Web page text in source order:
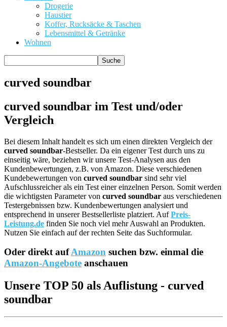
Drogerie
Haustier
Koffer, Rucksäcke & Taschen
Lebensmittel & Getränke
Wohnen
curved soundbar
curved soundbar im Test und/oder
Vergleich
Bei diesem Inhalt handelt es sich um einen direkten Vergleich der
curved soundbar-Bestseller. Da ein eigener Test durch uns zu
einseitig wäre, beziehen wir unsere Test-Analysen aus den
Kundenbewertungen, z.B. von Amazon. Diese verschiedenen
Kundebewertungen von curved soundbar sind sehr viel
Aufschlussreicher als ein Test einer einzelnen Person. Somit werden
die wichtigsten Parameter von curved soundbar aus verschiedenen
Testergebnissen bzw. Kundenbewertungen analysiert und
entsprechend in unserer Bestsellerliste platziert. AufPreis-
Leistung.de finden Sie noch viel mehr Auswahl an Produkten.
Nutzen Sie einfach auf der rechten Seite das Suchformular.
Oder direkt aufAmazon suchen bzw. einmal die
Amazon-Angebote anschauen
Unsere TOP 50 als Auflistung - curved
soundbar